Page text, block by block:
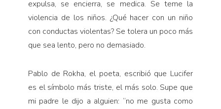
expulsa, se encierra, se medica. Se teme la
violencia de los niños. ¿Qué hacer con un niño
con conductas violentas? Se tolera un poco más
que sea lento, pero no demasiado.
Pablo de Rokha, el poeta, escribió que Lucifer
es el símbolo más triste, el más solo. Supe que
mi padre le dijo a alguien: “no me gusta como